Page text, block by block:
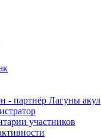
- партнёр Лагуны акул
участников